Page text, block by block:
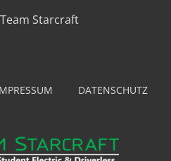
Starcraft
DATENSCHUTZ